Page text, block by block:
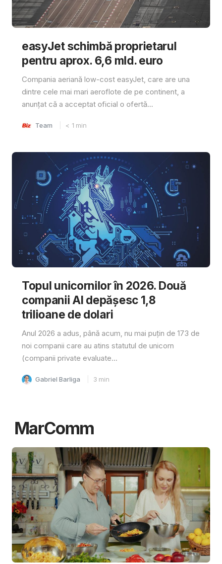
easyJet schimbă proprietarul
pentru aprox. 6,6 mld. euro
Compania aeriană low-cost easyJet, care are una
dintre cele mai mari aeroflote de pe continent, a
anunțat că a acceptat oficial o ofertă...
Team < 1 min
Topul unicornilor în 2026. Două
companii AI depășesc 1,8
trilioane de dolari
Anul 2026 a adus, până acum, nu mai puțin de 173 de
noi companii care au atins statutul de unicorn
(companii private evaluate...
Gabriel Barliga 3 min
MarComm